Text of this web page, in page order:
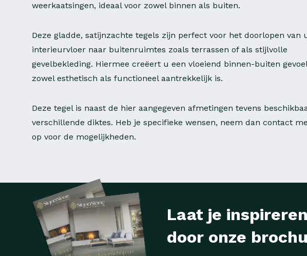
weerkaatsingen, ideaal voor zowel binnen als buiten.
Deze gladde, satijnzachte tegels zijn perfect voor het doorlopen van
interieurvloer naar buitenruimtes zoals terrassen of als stijlvolle
gevelbekleding. Hiermee creëert u een vloeiend binnen-buiten
zowel esthetisch als functioneel aantrekkelijk is.
Deze tegel is naast de hier aangegeven afmetingen tevens
verschillende diktes. Heb je specifieke wensen, neem dan contact
op voor de mogelijkheden.
Laat je inspireren
door onze